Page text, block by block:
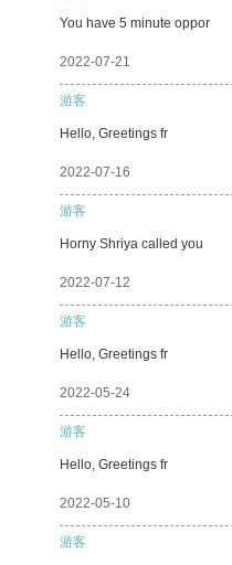
You have 5 minute oppor
2022-07-21
游客
Hello, Greetings fr
2022-07-16
游客
Horny Shriya called you
2022-07-12
游客
Hello, Greetings fr
2022-05-24
游客
Hello, Greetings fr
2022-05-10
游客